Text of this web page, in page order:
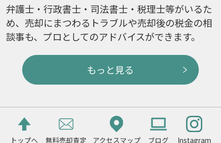
弁護士・行政書士・司法書士・税理士等がいるた
め、売却にまつわるトラブルや売却後の税金の相
談事も、プロとしてのアドバイスができます。
もっと見る
トップへ 無料売却査定 アクセスマップ ブログ Instagram